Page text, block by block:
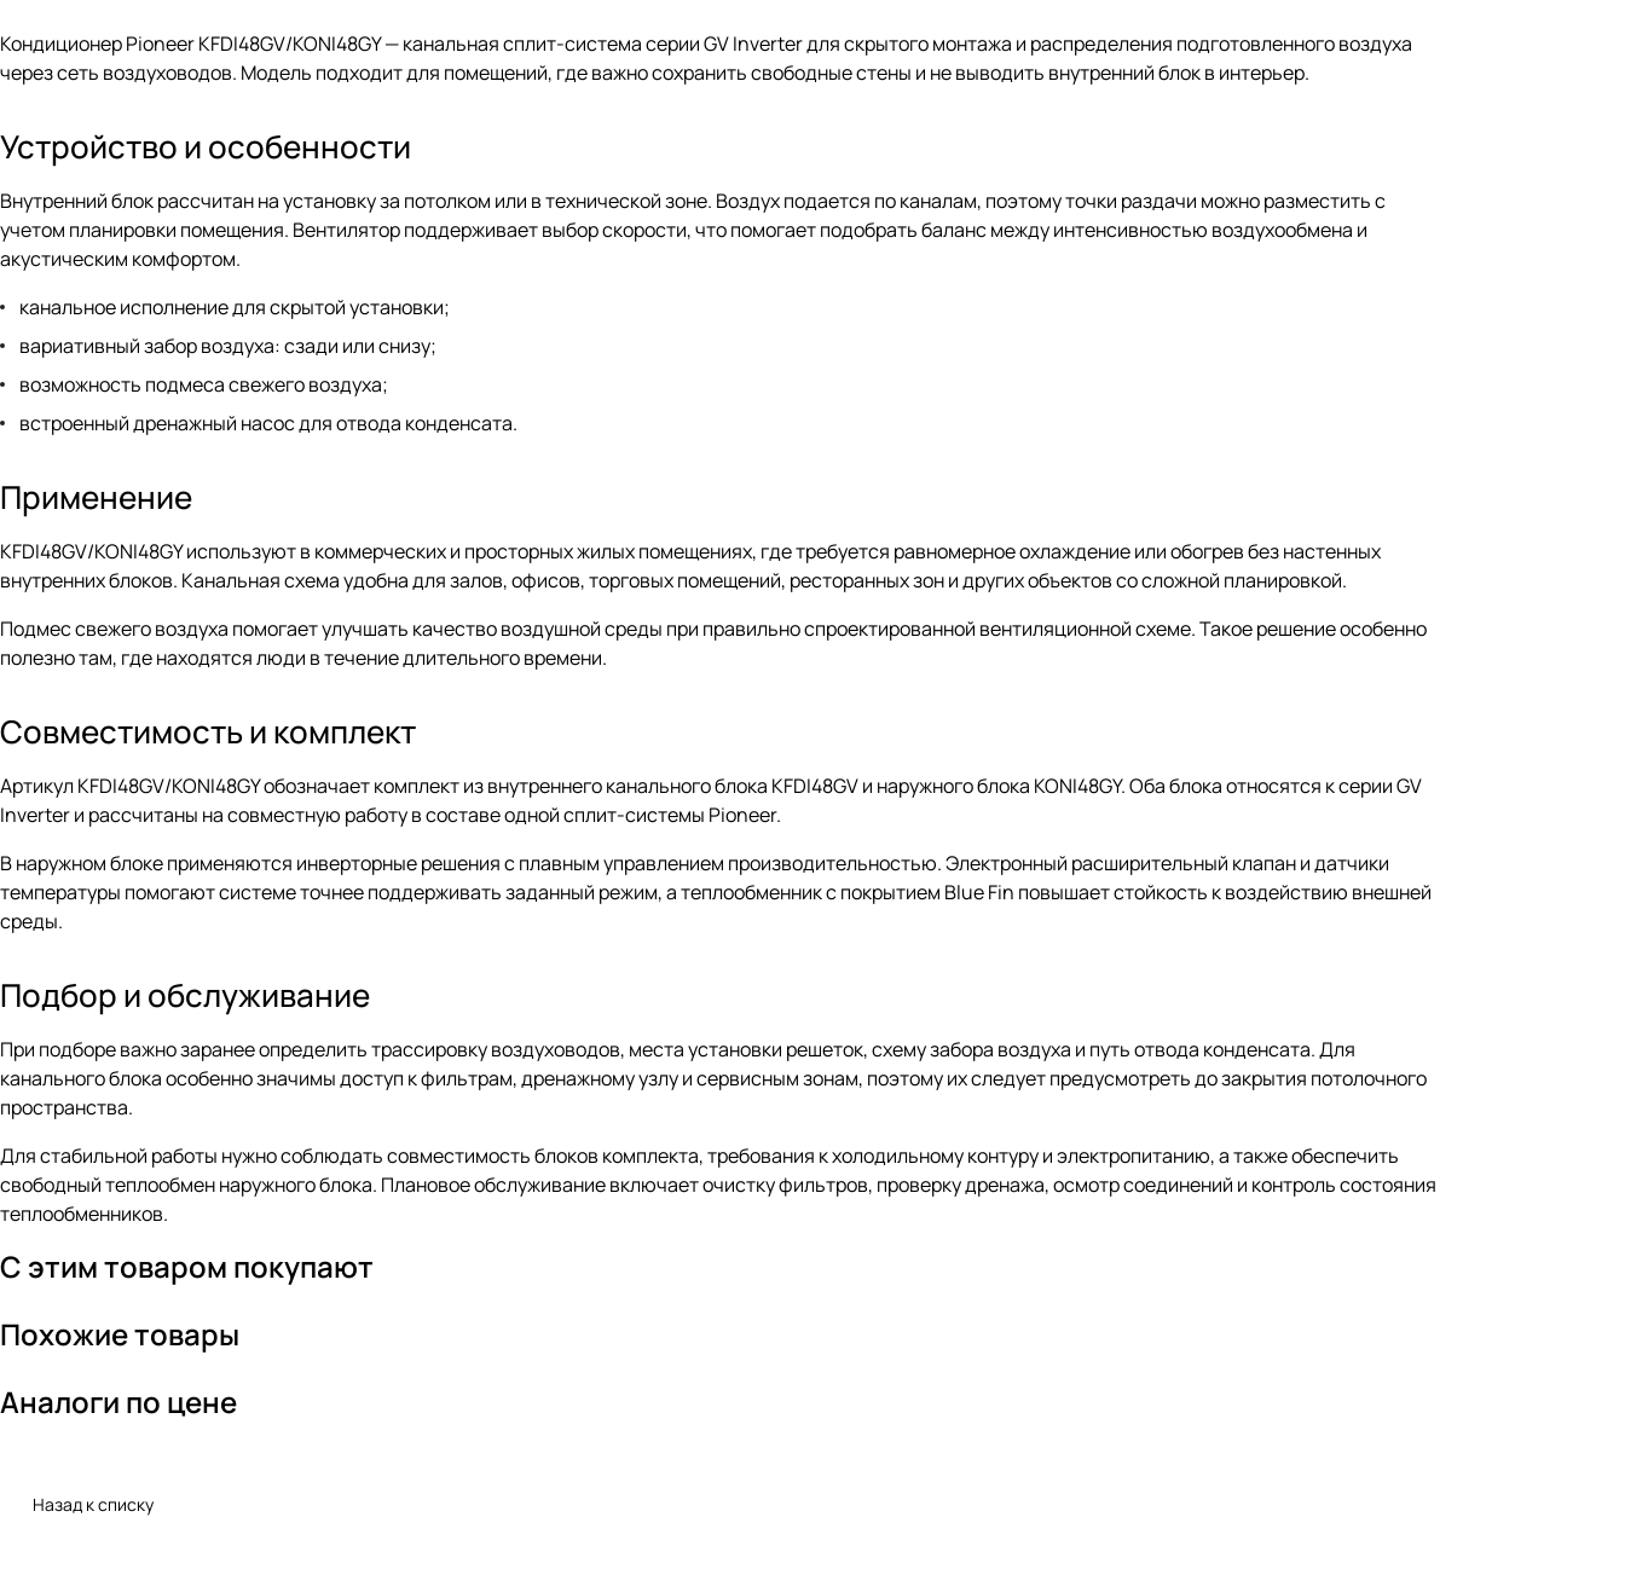
Кондиционер Pioneer KFDI48GV/KONI48GY — канальная сплит-система серии GV Inverter для скрытого монтажа и распределения подготовленного воздуха
через сеть воздуховодов. Модель подходит для помещений, где важно сохранить свободные стены и не выводить внутренний блок в интерьер.
Устройство и особенности
Внутренний блок рассчитан на установку за потолком или в технической зоне. Воздух подается по каналам, поэтому точки раздачи можно разместить с
учетом планировки помещения. Вентилятор поддерживает выбор скорости, что помогает подобрать баланс между интенсивностью воздухообмена и
акустическим комфортом.
канальное исполнение для скрытой установки;
вариативный забор воздуха: сзади или снизу;
возможность подмеса свежего воздуха;
встроенный дренажный насос для отвода конденсата.
Применение
KFDI48GV/KONI48GY используют в коммерческих и просторных жилых помещениях, где требуется равномерное охлаждение или обогрев без настенных
внутренних блоков. Канальная схема удобна для залов, офисов, торговых помещений, ресторанных зон и других объектов со сложной планировкой.
Подмес свежего воздуха помогает улучшать качество воздушной среды при правильно спроектированной вентиляционной схеме. Такое решение особенно
полезно там, где находятся люди в течение длительного времени.
Совместимость и комплект
Артикул KFDI48GV/KONI48GY обозначает комплект из внутреннего канального блока KFDI48GV и наружного блока KONI48GY. Оба блока относятся к серии GV
Inverter и рассчитаны на совместную работу в составе одной сплит-системы Pioneer.
В наружном блоке применяются инверторные решения с плавным управлением производительностью. Электронный расширительный клапан и датчики
температуры помогают системе точнее поддерживать заданный режим, а теплообменник с покрытием Blue Fin повышает стойкость к воздействию внешней
среды.
Подбор и обслуживание
При подборе важно заранее определить трассировку воздуховодов, места установки решеток, схему забора воздуха и путь отвода конденсата. Для
канального блока особенно значимы доступ к фильтрам, дренажному узлу и сервисным зонам, поэтому их следует предусмотреть до закрытия потолочного
пространства.
Для стабильной работы нужно соблюдать совместимость блоков комплекта, требования к холодильному контуру и электропитанию, а также обеспечить
свободный теплообмен наружного блока. Плановое обслуживание включает очистку фильтров, проверку дренажа, осмотр соединений и контроль состояния
теплообменников.
С этим товаром покупают
Похожие товары
Аналоги по цене
Назад к списку